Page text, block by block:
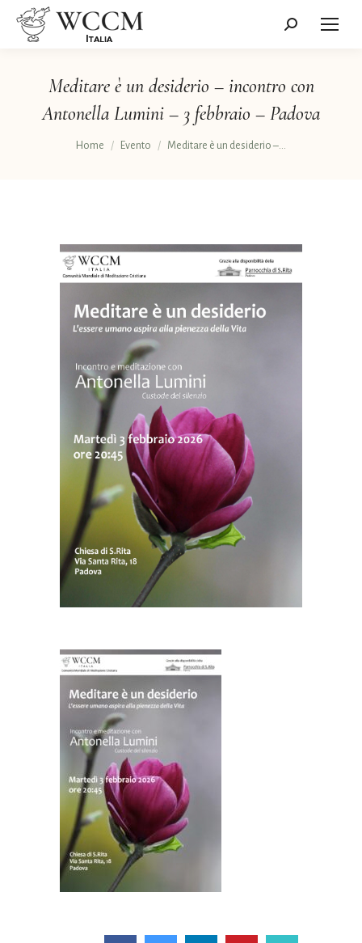
Cerca:
Meditare è un desiderio – incontro con
Antonella Lumini – 3 febbraio – Padova
Tu sei qui:
Home Evento Meditare è un desiderio –…